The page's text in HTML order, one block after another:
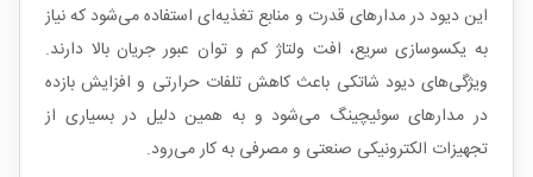
این دیود در مدارهای قدرت و منابع تغذیه‌ای استفاده می‌شود که نیاز
به یکسوسازی سریع، افت ولتاژ کم و توان عبور جریان بالا دارند.
ویژگی‌های دیود شاتکی باعث کاهش تلفات حرارتی و افزایش بازده
در مدارهای سوئیچینگ می‌شود و به همین دلیل در بسیاری از
تجهیزات الکترونیکی صنعتی و مصرفی به کار می‌رود.